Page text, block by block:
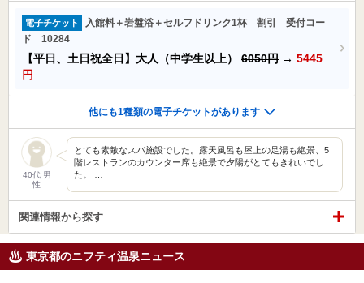
電子チケット
入館料＋岩盤浴＋セルフドリンク1杯 割引 受付コー
ド 10284
【平日、土日祝全日】大人（中学生以上） 6050円 → 5445
円
他にも1種類の電子チケットがあります
40代 男
性
とても素敵なスパ施設でした。露天風呂も屋上の足湯も絶景、5
階レストランのカウンター席も絶景で夕陽がとてもきれいでし
た。 …
関連情報から探す
東京都のニフティ温泉ニュース